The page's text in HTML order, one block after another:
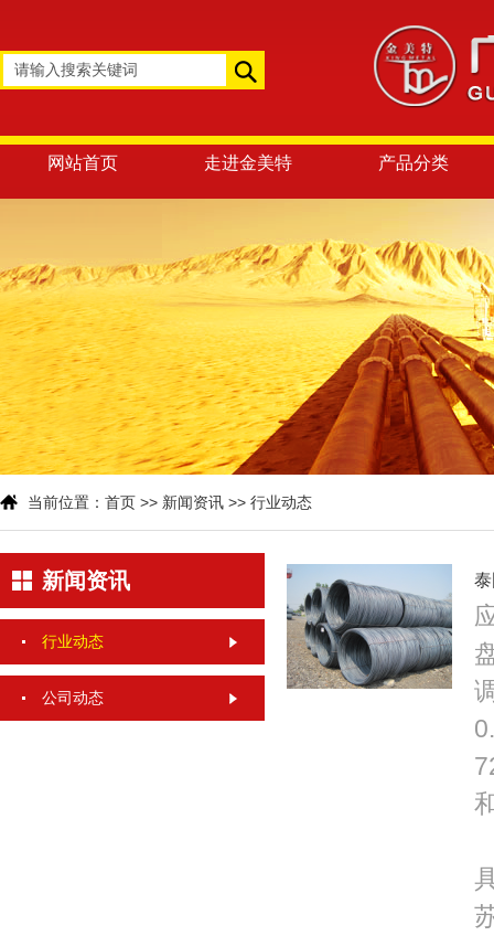
网站首页 走进金美特 产品分类
当前位置： 首页 >> 新闻资讯 >> 行业动态
新闻资讯
行业动态
公司动态